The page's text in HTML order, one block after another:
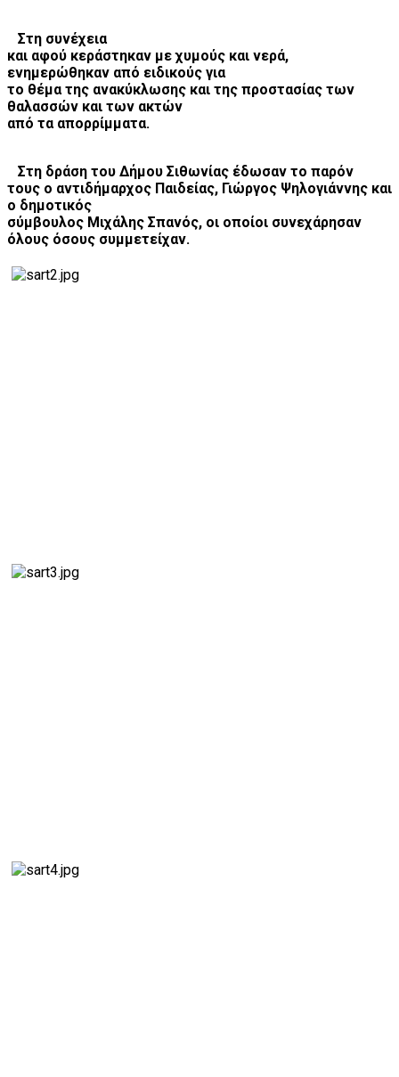
Στη συνέχεια
και αφού κεράστηκαν με χυμούς και νερά,
ενημερώθηκαν από ειδικούς για
το θέμα της ανακύκλωσης και της προστασίας των
θαλασσών και των ακτών
από τα απορρίμματα.
Στη δράση του Δήμου Σιθωνίας έδωσαν το παρόν
τους ο αντιδήμαρχος Παιδείας, Γιώργος Ψηλογιάννης και
ο δημοτικός
σύμβουλος Μιχάλης Σπανός, οι οποίοι συνεχάρησαν
όλους όσους συμμετείχαν.